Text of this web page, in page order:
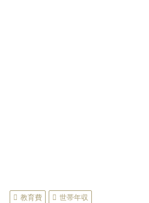
教育費 世帯年収